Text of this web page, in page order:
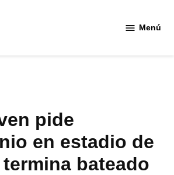
Menú
pide
en estadio de
bateado